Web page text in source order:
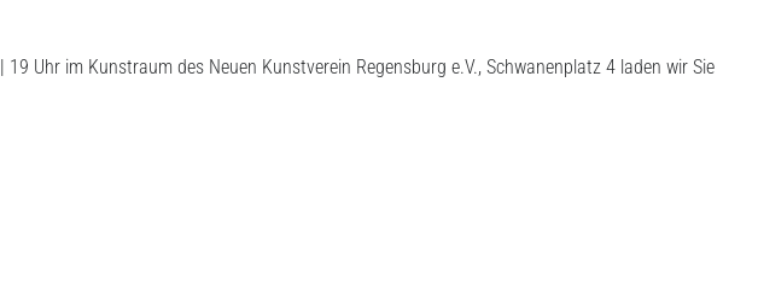
| 19 Uhr im Kunstraum des Neuen Kunstverein Regensburg e.V., Schwanenplatz 4 laden wir Sie